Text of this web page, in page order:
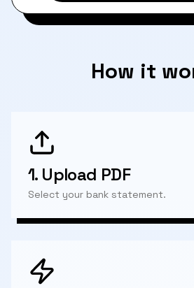
How it
1. Upload PDF
Select your bank statement.